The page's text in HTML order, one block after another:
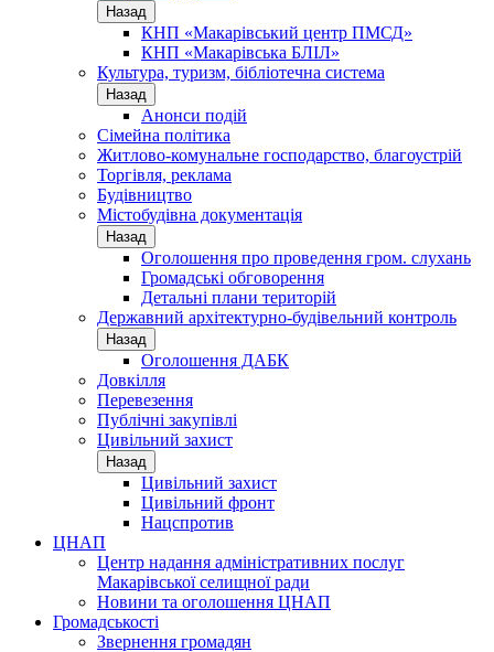
Назад
КНП «Макарівський центр ПМСД»
КНП «Макарівська БЛІЛ»
Культура, туризм, бібліотечна система
Назад
Анонси подій
Сімейна політика
Житлово-комунальне господарство, благоустрій
Торгівля, реклама
Будівництво
Містобудівна документація
Назад
Оголошення про проведення гром. слухань
Громадські обговорення
Детальні плани територій
Державний архітектурно-будівельний контроль
Назад
Оголошення ДАБК
Довкілля
Перевезення
Публічні закупівлі
Цивільний захист
Назад
Цивільний захист
Цивільний фронт
Нацспротив
ЦНАП
Центр надання адміністративних послуг
Макарівської селищної ради
Новини та оголошення ЦНАП
Громадськості
Звернення громадян